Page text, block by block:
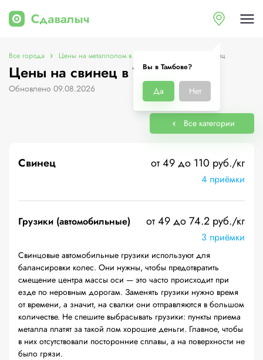
Вы в Тамбове?
Да Нет
Все города Цены на металлолом в Тамбове Цены на свинец
Цены на свинец в Тамбове
Обновлено 09.08.2026
Все категории
Свинец от 49 до 110 руб./кг
4 приёмки
Грузики (автомобильные) от 49 до 74.2 руб./кг
3 приёмки
Свинцовые автомобильные грузики используют для
балансировки колес. Они нужны, чтобы предотвратить
смещение центра массы оси — это часто происходит при
езде по неровным дорогам. Заменять грузики нужно время
от времени, а значит, на свалки они отправляются в большом
количестве. Не спешите выбрасывать грузики: пункты приема
металла платят за такой лом хорошие деньги. Главное, чтобы
в них отсутствовали посторонние сплавы, а на поверхности не
было грязи.